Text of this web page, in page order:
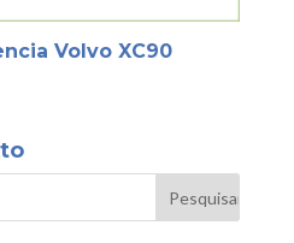
Volvo XC90